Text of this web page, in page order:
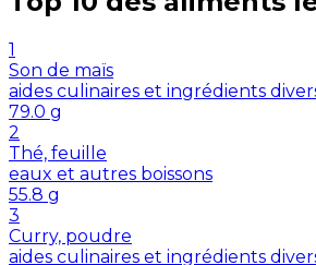
1
Son de maïs
aides culinaires et ingrédients
79.0 g
2
Thé, feuille
eaux et autres boissons
55.8 g
3
Curry, poudre
aides culinaires et ingrédients